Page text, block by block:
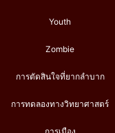
Youth
Zombie
การตัดสินใจที่ยากลำบาก
การทดลองทางวิทยาศาสตร์